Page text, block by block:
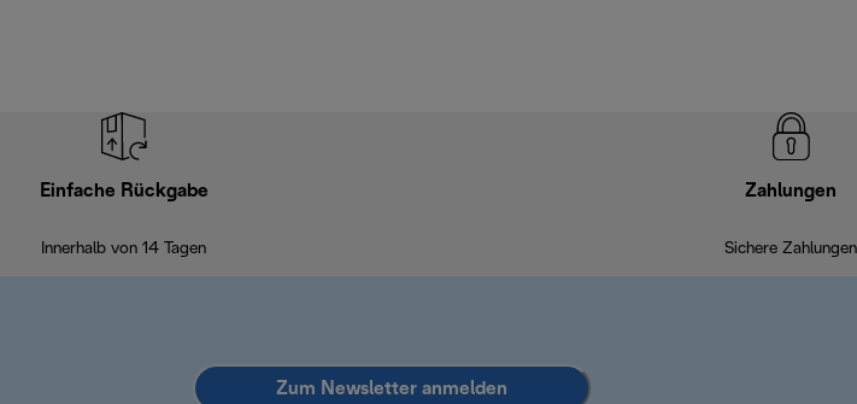
Einfache Rückgabe
Innerhalb von 14 Tagen
Zahlungen
Sichere Zahlungen
Zum Newsletter anmelden